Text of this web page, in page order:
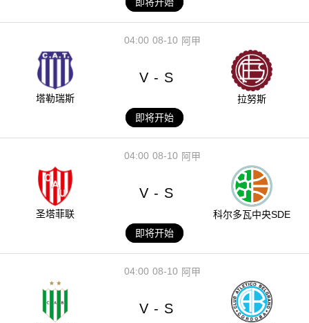
08-10
04:00 阿甲
塔勒瑞斯
V - S
拉努斯
即将开始
08-10
04:00 阿甲
圣塔菲联
V - S
科尔多瓦中央SDE
即将开始
08-10
04:00 阿甲
V - S